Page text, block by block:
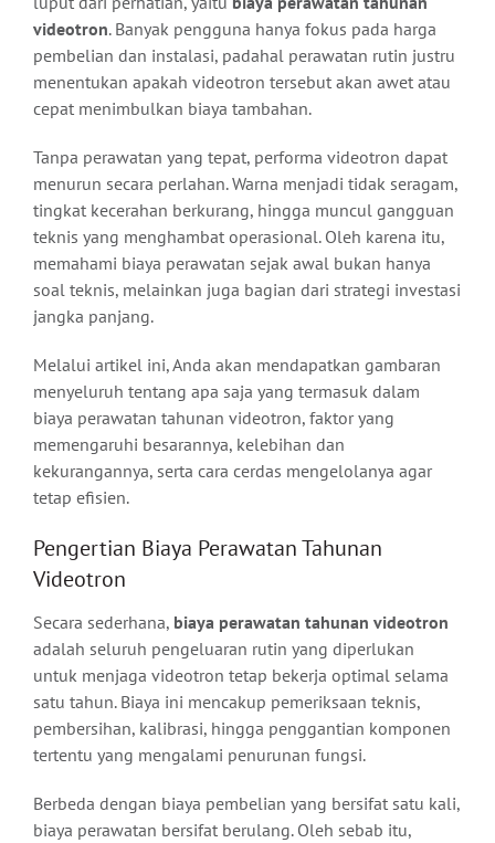
Contact Us
videotron. Banyak pengguna hanya fokus pada harga
pembelian dan instalasi, padahal perawatan rutin justru
menentukan apakah videotron tersebut akan awet atau
cepat menimbulkan biaya tambahan.
Tanpa perawatan yang tepat, performa videotron dapat
menurun secara perlahan. Warna menjadi tidak seragam,
tingkat kecerahan berkurang, hingga muncul gangguan
teknis yang menghambat operasional. Oleh karena itu,
memahami biaya perawatan sejak awal bukan hanya
soal teknis, melainkan juga bagian dari strategi investasi
jangka panjang.
Melalui artikel ini, Anda akan mendapatkan gambaran
menyeluruh tentang apa saja yang termasuk dalam
biaya perawatan tahunan videotron, faktor yang
memengaruhi besarannya, kelebihan dan
kekurangannya, serta cara cerdas mengelolanya agar
tetap efisien.
Pengertian Biaya Perawatan Tahunan
Videotron
Secara sederhana, biaya perawatan tahunan videotron
adalah seluruh pengeluaran rutin yang diperlukan
untuk menjaga videotron tetap bekerja optimal selama
satu tahun. Biaya ini mencakup pemeriksaan teknis,
pembersihan, kalibrasi, hingga penggantian komponen
tertentu yang mengalami penurunan fungsi.
Berbeda dengan biaya pembelian yang bersifat satu kali,
biaya perawatan bersifat berulang. Oleh sebab itu,